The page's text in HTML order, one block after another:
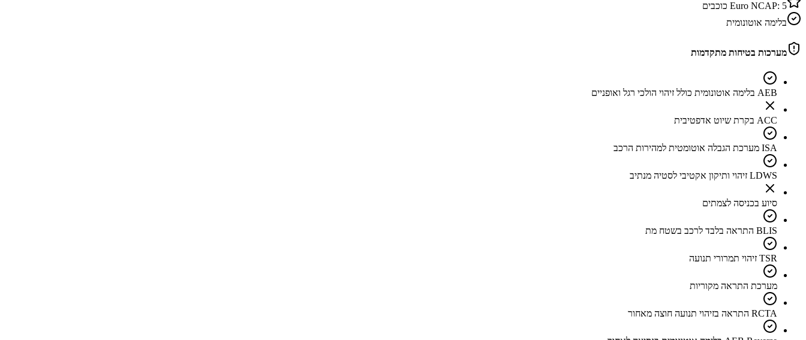
Euro NCAP: 5
כוכבים
בלימה אוטונומית
מערכות בטיחות מתקדמות
AEB בלימה אוטונומית כולל זיהוי הולכי רגל ואופניים
ACC בקרת שיוט אדפטיבית
ISA מערכת הגבלה אוטומטית למהירות הרכב
LDWS זיהוי ותיקון אקטיבי לסטיה מנתיב
סיוע בכניסה לצמתים
BLIS התראה בלבד לרכב בשטח מת
TSR זיהוי תמרורי תנועה
מערכת התראה מקוריות
RCTA התראה בזיהוי תנועה חוצה מאחור